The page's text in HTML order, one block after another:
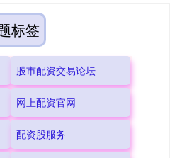
标签
股市配资交易论坛
网上配资官网
配资股服务